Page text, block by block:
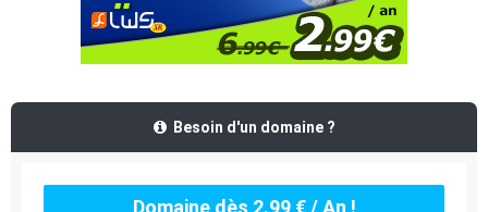
Besoin d'un domaine ?
Domaine dès 2.99 € / An !